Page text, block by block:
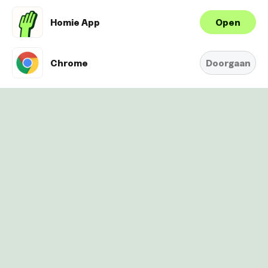
Homie App Open
Chrome Doorgaan
Wij maken gebruik van cookies om je
personaliseren. Bekijk
Cookie-Policy.
Oké